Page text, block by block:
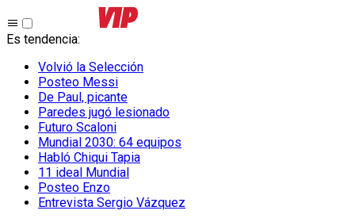
Es tendencia:
Volvió la Selección
Posteo Messi
De Paul, picante
Paredes jugó lesionado
Futuro Scaloni
Mundial 2030: 64 equipos
Habló Chiqui Tapia
11 ideal Mundial
Posteo Enzo
Entrevista Sergio Vázquez